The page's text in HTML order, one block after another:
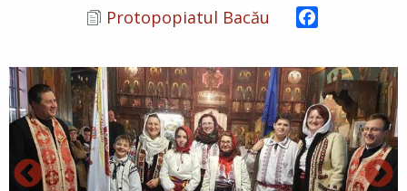
Protopopiatul Bacău